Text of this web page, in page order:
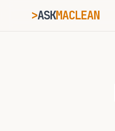
>ASKMACLEAN_